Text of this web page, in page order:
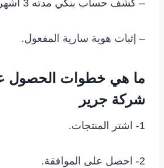
– كشف حساب بنكي مدته 3 أشهر.
– إثبات هوية سارية المفعول.
ما هي خطوات الحصول
شركة جرير
1- اشتر المنتجات.
2- احصل على الموافقة.